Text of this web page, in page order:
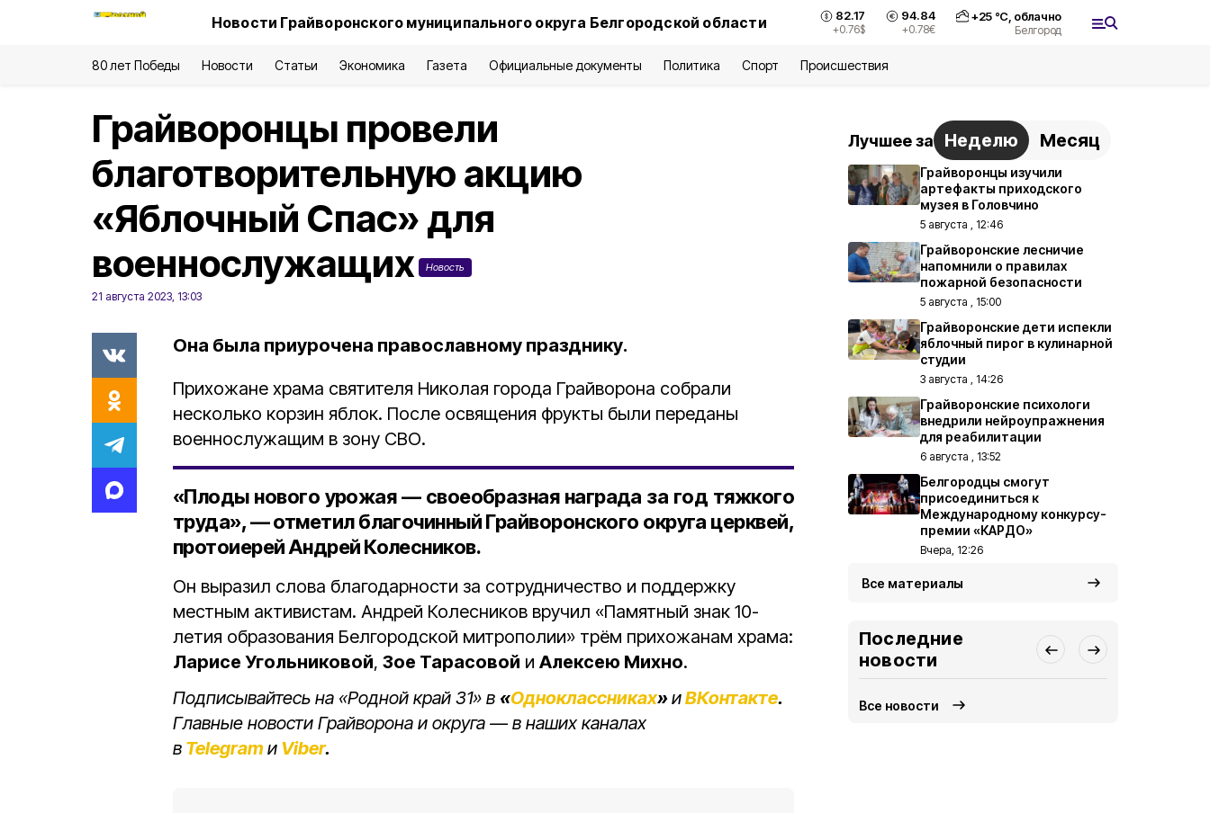
Новости Грайворонского муниципального округа Белгородской области 82.17
+0.76$
94.84
+0.78€
+25°С, облачно
Белгород
80 лет Победы Новости Статьи Экономика Газета Официальные документы Политика Спорт Происшествия
Грайворонцы провели
благотворительную акцию
«Яблочный Спас» для
военнослужащих
Новость
21 августа 2023, 13:03
Она была приурочена православному празднику.
Прихожане храма святителя Николая города Грайворона собрали
несколько корзин яблок. После освящения фрукты были переданы
военнослужащим в зону СВО.
«Плоды нового урожая — своеобразная награда за год тяжкого
труда», — отметил благочинный Грайворонского округа церквей,
протоиерей Андрей Колесников.
Он выразил слова благодарности за сотрудничество и поддержку
местным активистам. Андрей Колесников вручил «Памятный знак 10-
летия образования Белгородской митрополии» трём прихожанам храма:
Ларисе Угольниковой, Зое Тарасовой и Алексею Михно.
Подписывайтесь на «Родной край 31» в «Одноклассниках»иВКонтакте.
Главные новости Грайворона и округа — в наших каналах
в Telegram и Viber.
Лучшее за Неделю Месяц
Грайворонцы изучили
артефакты приходского
музея в Головчино
5 августа , 12:46
Грайворонские лесничие
напомнили о правилах
пожарной безопасности
5 августа , 15:00
Грайворонские дети испекли
яблочный пирог в кулинарной
студии
3 августа , 14:26
Грайворонские психологи
внедрили нейроупражнения
для реабилитации
6 августа , 13:52
Белгородцы смогут
присоединиться к
Международному конкурсу-
премии «КАРДО»
Вчера, 12:26
Все материалы
Последние
новости
Все новости